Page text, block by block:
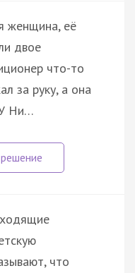
женщина, её
двое
что-то
за руку, а она
Ни…
что